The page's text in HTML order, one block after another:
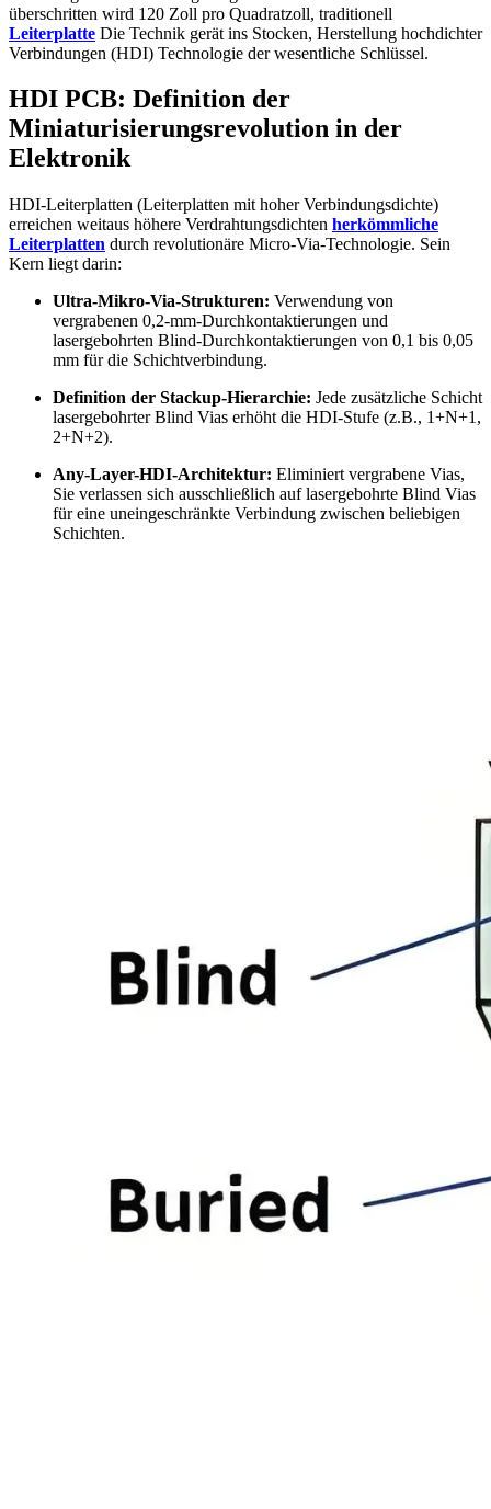
überschritten wird 120 Zoll pro Quadratzoll, traditionell
Leiterplatte Die Technik gerät ins Stocken, Herstellung hochdichter
Verbindungen (HDI) Technologie der wesentliche Schlüssel.
HDI PCB: Definition der
Miniaturisierungsrevolution in der
Elektronik
HDI-Leiterplatten (Leiterplatten mit hoher Verbindungsdichte)
erreichen weitaus höhere Verdrahtungsdichten herkömmliche
Leiterplatten durch revolutionäre Micro-Via-Technologie. Sein
Kern liegt darin:
Ultra-Mikro-Via-Strukturen: Verwendung von
vergrabenen 0,2-mm-Durchkontaktierungen und
lasergebohrten Blind-Durchkontaktierungen von 0,1 bis 0,05
mm für die Schichtverbindung.
Definition der Stackup-Hierarchie: Jede zusätzliche Schicht
lasergebohrter Blind Vias erhöht die HDI-Stufe (z.B., 1+N+1,
2+N+2).
Any-Layer-HDI-Architektur: Eliminiert vergrabene Vias,
Sie verlassen sich ausschließlich auf lasergebohrte Blind Vias
für eine uneingeschränkte Verbindung zwischen beliebigen
Schichten.